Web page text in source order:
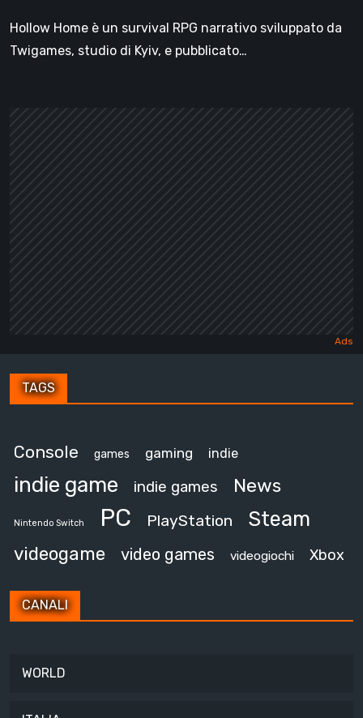
Hollow Home è un survival RPG narrativo sviluppato da
Twigames, studio di Kyiv, e pubblicato…
TAGS
Console games gaming indie
indie game indie games News
Nintendo Switch PC PlayStation Steam
videogame video games videogiochi Xbox
CANALI
WORLD